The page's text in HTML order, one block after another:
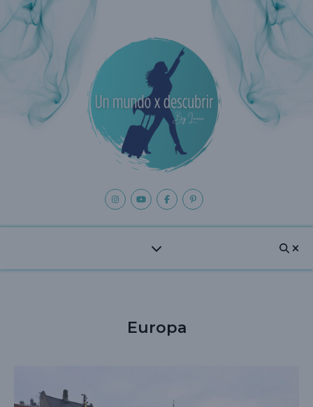
Europa